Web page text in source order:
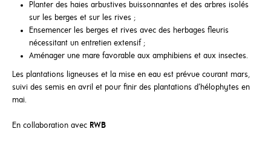
Planter des haies arbustives buissonnantes et des arbres isolés
sur les berges et sur les rives ;
Ensemencer les berges et rives avec des herbages fleuris
nécessitant un entretien extensif ;
Aménager une mare favorable aux amphibiens et aux insectes.
Les plantations ligneuses et la mise en eau est prévue courant mars,
suivi des semis en avril et pour finir des plantations d’hélophytes en
mai.
En collaboration avec RWB